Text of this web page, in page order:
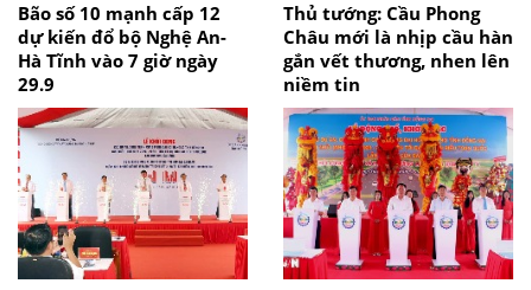
Bão số 10 mạnh cấp 12
dự kiến đổ bộ Nghệ An-
Hà Tĩnh vào 7 giờ ngày
29.9
Thủ tướng: Cầu Phong
Châu mới là nhịp cầu hàn
gắn vết thương, nhen lên
niềm tin